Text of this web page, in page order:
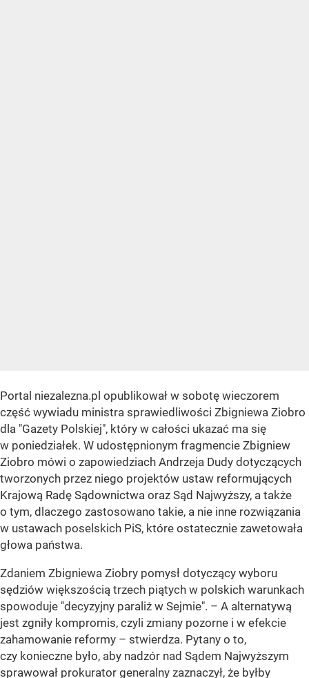
Portal niezalezna.pl opublikował w sobotę wieczorem
część wywiadu ministra sprawiedliwości Zbigniewa Ziobro
dla "Gazety Polskiej", który w całości ukazać ma się
w poniedziałek. W udostępnionym fragmencie Zbigniew
Ziobro mówi o zapowiedziach Andrzeja Dudy dotyczących
tworzonych przez niego projektów ustaw reformujących
Krajową Radę Sądownictwa oraz Sąd Najwyższy, a także
o tym, dlaczego zastosowano takie, a nie inne rozwiązania
w ustawach poselskich PiS, które ostatecznie zawetowała
głowa państwa.
Zdaniem Zbigniewa Ziobry pomysł dotyczący wyboru
sędziów większością trzech piątych w polskich warunkach
spowoduje "decyzyjny paraliż w Sejmie". – A alternatywą
jest zgniły kompromis, czyli zmiany pozorne i w efekcie
zahamowanie reformy – stwierdza. Pytany o to,
czy konieczne było, aby nadzór nad Sądem Najwyższym
sprawował prokurator generalny zaznaczył, że byłby